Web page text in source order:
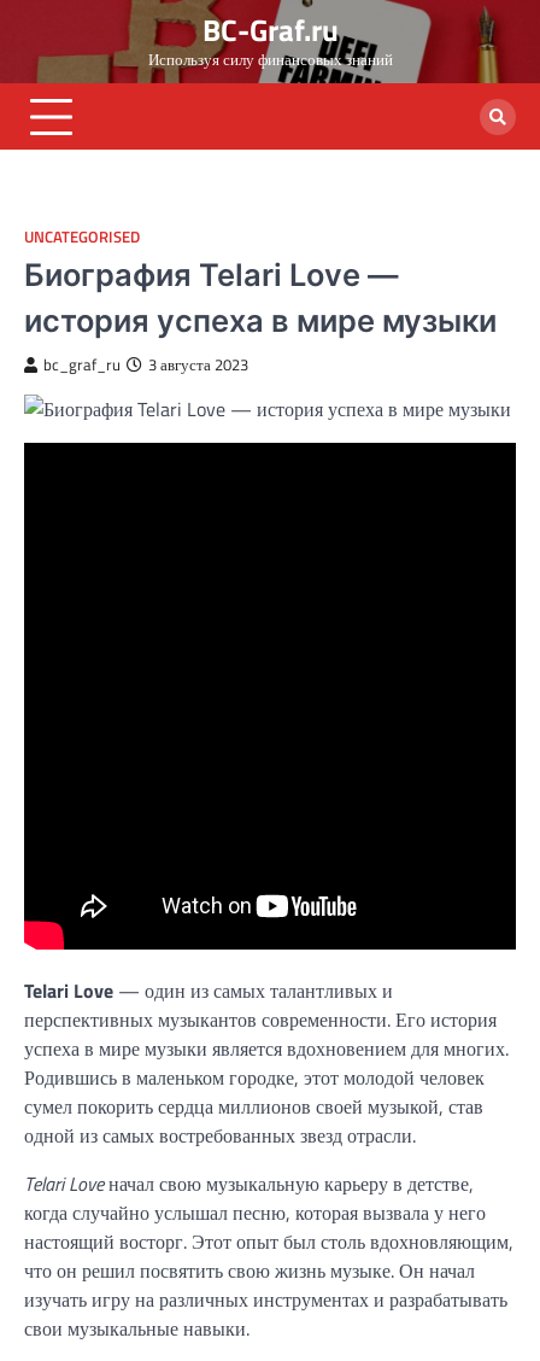
content
BC-Graf.ru
Используя силу финансовых знаний
UNCATEGORISED
Биография Telari Love —
история успеха в мире музыки
bc_graf_ru 3 августа 2023
Telari Love — один из самых талантливых и
перспективных музыкантов современности. Его история
успеха в мире музыки является вдохновением для многих.
Родившись в маленьком городке, этот молодой человек
сумел покорить сердца миллионов своей музыкой, став
одной из самых востребованных звезд отрасли.
Telari Loveначал свою музыкальную карьеру в детстве,
когда случайно услышал песню, которая вызвала у него
настоящий восторг. Этот опыт был столь вдохновляющим,
что он решил посвятить свою жизнь музыке. Он начал
изучать игру на различных инструментах и разрабатывать
свои музыкальные навыки.